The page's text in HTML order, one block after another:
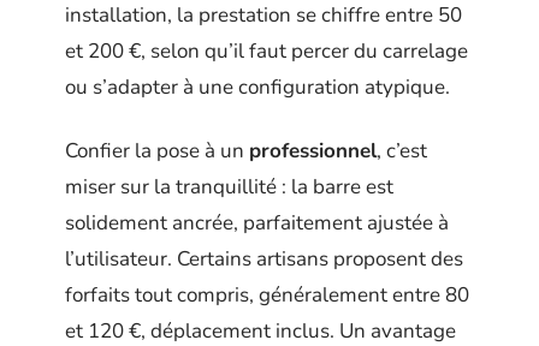
installation, la prestation se chiffre entre 50
et 200 €, selon qu’il faut percer du carrelage
ou s’adapter à une configuration atypique.
Confier la pose à un professionnel, c’est
miser sur la tranquillité : la barre est
solidement ancrée, parfaitement ajustée à
l’utilisateur. Certains artisans proposent des
forfaits tout compris, généralement entre 80
et 120 €, déplacement inclus. Un avantage